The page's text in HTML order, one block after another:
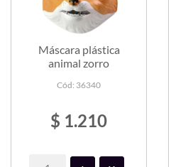
Máscara plástica
animal zorro
Cód: 36340
$ 1.210